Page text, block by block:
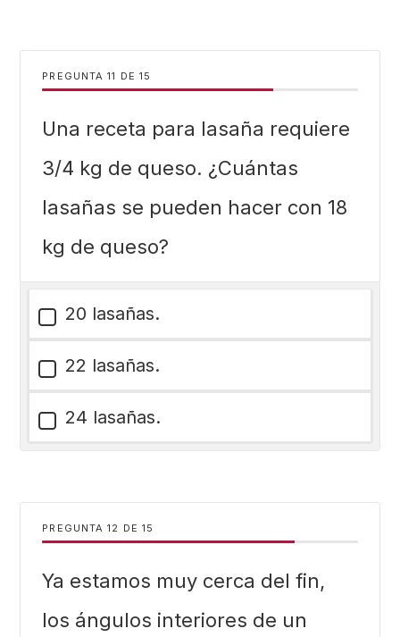
PREGUNTA DE 15
Una receta para lasaña requiere
3/4 kg de queso. ¿Cuántas
lasañas se pueden hacer con 18
kg de queso?
20 lasañas.
22 lasañas.
24 lasañas.
PREGUNTA DE 15
Ya estamos muy cerca del fin,
los ángulos interiores de un